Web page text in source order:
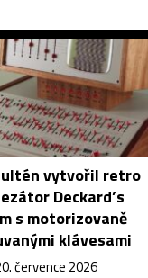
vytvořil retro
Deckard’s
s motorizovaně
klávesami
července 2026